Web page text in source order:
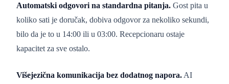
Automatski odgovori na standardna pitanja. Gost pita u
koliko sati je doručak, dobiva odgovor za nekoliko sekundi,
bilo da je to u 14:00 ili u 03:00. Recepcionaru ostaje
kapacitet za sve ostalo.
Višejezična komunikacija bez dodatnog napora. AI